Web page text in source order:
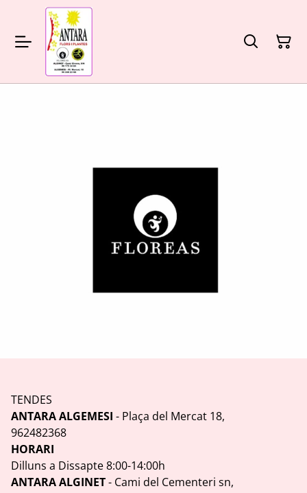
TENDES
ANTARA ALGEMESI - Plaça del Mercat 18,
962482368
HORARI
Dilluns a Dissapte 8:00-14:00h
ANTARA ALGINET- Cami del Cementeri sn,